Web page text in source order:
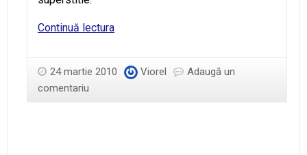
Continuă lectura„Dragonul”
24 martie 2010 Viorel
Adaugă un
comentariu